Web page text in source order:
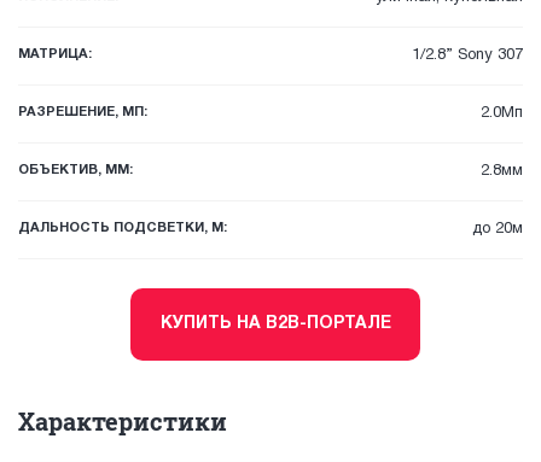
МАТРИЦА: 1/2.8” Sony 307
РАЗРЕШЕНИЕ, МП: 2.0Мп
ОБЪЕКТИВ, ММ: 2.8мм
ДАЛЬНОСТЬ ПОДСВЕТКИ, М: до 20м
КУПИТЬ НА B2B-ПОРТАЛЕ
Характеристики